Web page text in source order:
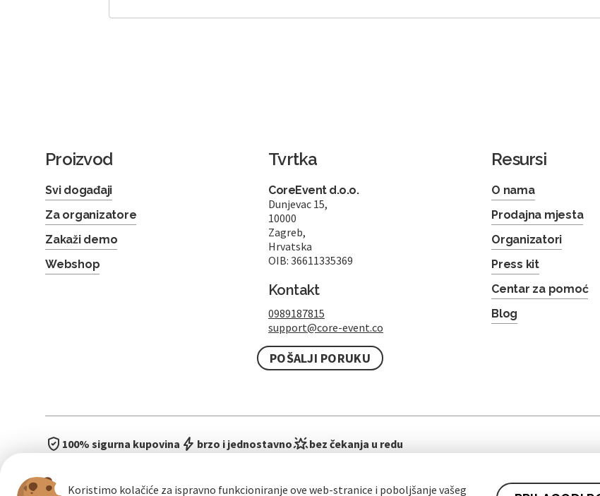
Koristimo kolačiće za ispravno funkcioniranje ove web-stranice i poboljšanje vašeg
Proizvod
Svi događaji
Za organizatore
Zakaži demo
Webshop
Tvrtka
CoreEvent d.o.o.
Dunjevac 15,
10000
Zagreb,
Hrvatska
OIB: 36611335369
Kontakt
0989187815
support@core-event.co
POŠALJI PORUKU
Resursi
O nama
Prodajna mjesta
Organizatori
Press kit
Centar za pomoć
Blog
100% sigurna kupovina brzo i jednostavno bez čekanja u redu